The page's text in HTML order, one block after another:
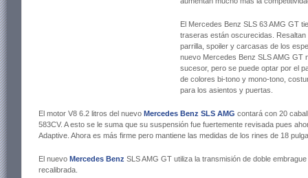
El Mercedes Benz SLS 63 AMG GT
traseras están oscurecidas.
parrilla, spoiler y carcasas de los
nuevo Mercedes Benz SLS AMG GT
sucesor, pero se puede optar por el
de colores bi-tono y mono-tono,
para los asientos y puertas.
El motor V8 6.2 litros del nuevo Mercedes Benz SLS AMG contará con 20
583CV. A esto se le suma que su suspensión fue fuertemente revisada pues
Adaptive. Ahora es más firme pero mantiene las medidas de los rines de 18
El nuevo Mercedes Benz SLS AMG GT utiliza la transmisión de doble
recalibrada.